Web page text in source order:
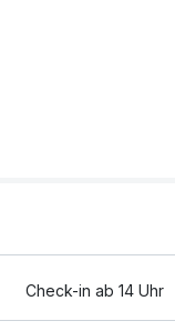
Check-in ab 14 Uhr